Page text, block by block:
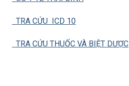
TRA CỨU ICD 10
TRA CỨU THUỐC VÀ BIỆT DƯỢC